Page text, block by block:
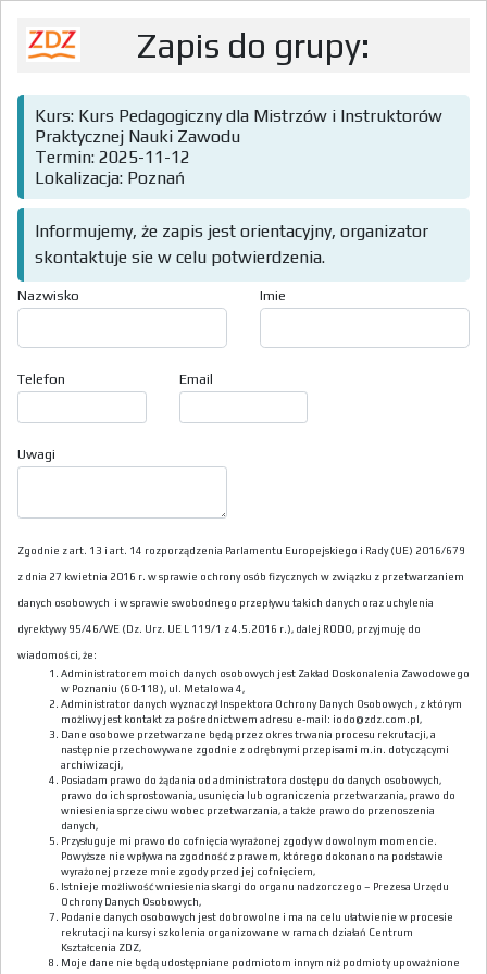
Zapis do grupy:
Kurs: Kurs Pedagogiczny dla Mistrzów i Instruktorów
Praktycznej Nauki Zawodu
Termin: 2025-11-12
Lokalizacja: Poznań
Informujemy, że zapis jest orientacyjny, organizator
skontaktuje sie w celu potwierdzenia.
Nazwisko Imie
Telefon Email
Uwagi
Zgodnie z art. 13 i art. 14 rozporządzenia Parlamentu Europejskiego i Rady (UE) 2016/679
z dnia 27 kwietnia 2016 r. w sprawie ochrony osób fizycznych w związku z przetwarzaniem
danych osobowych i w sprawie swobodnego przepływu takich danych oraz uchylenia
dyrektywy 95/46/WE (Dz. Urz. UE L 119/1 z 4.5.2016 r.), dalej RODO, przyjmuję do
wiadomości, że:
Administratorem moich danych osobowych jest Zakład Doskonalenia Zawodowego
w Poznaniu (60-118), ul. Metalowa 4,
Administrator danych wyznaczył Inspektora Ochrony Danych Osobowych , z którym
możliwy jest kontakt za pośrednictwem adresu e-mail: iodo@zdz.com.pl,
Dane osobowe przetwarzane będą przez okres trwania procesu rekrutacji, a
następnie przechowywane zgodnie z odrębnymi przepisami m.in. dotyczącymi
archiwizacji,
Posiadam prawo do żądania od administratora dostępu do danych osobowych,
prawo do ich sprostowania, usunięcia lub ograniczenia przetwarzania, prawo do
wniesienia sprzeciwu wobec przetwarzania, a także prawo do przenoszenia
danych,
Przysługuje mi prawo do cofnięcia wyrażonej zgody w dowolnym momencie.
Powyższe nie wpływa na zgodność z prawem, którego dokonano na podstawie
wyrażonej przeze mnie zgody przed jej cofnięciem,
Istnieje możliwość wniesienia skargi do organu nadzorczego – Prezesa Urzędu
Ochrony Danych Osobowych,
Podanie danych osobowych jest dobrowolne i ma na celu ułatwienie w procesie
rekrutacji na kursy i szkolenia organizowane w ramach działań Centrum
Kształcenia ZDZ,
Moje dane nie będą udostępniane podmiotom innym niż podmioty upoważnione